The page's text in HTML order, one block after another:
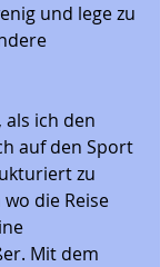
und lege zu
ich den
auf den Sport
zu
die Reise
Mit dem